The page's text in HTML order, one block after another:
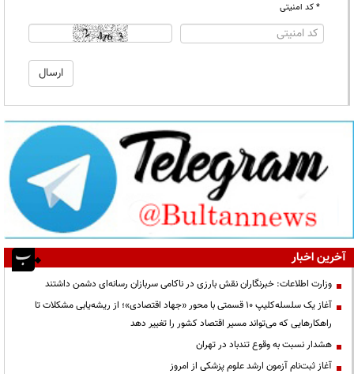
* کد امنیتی
آخرین اخبار
وزارت اطلاعات: خبرنگاران نقش بارزی در ناکامی سربازان رسانه‌ای دشمن داشتند
آغاز یک سلسله‌کلیپ ۱۰ قسمتی با محور «جهاد اقتصادی»؛ از ریشه‌یابی مشکلات تا
راهکارهایی که می‌تواند مسیر اقتصاد کشور را تغییر دهد
هشدار نسبت به وقوع تندباد در تهران
آغاز ثبت‌نام آزمون ارشد علوم پزشکی از امروز